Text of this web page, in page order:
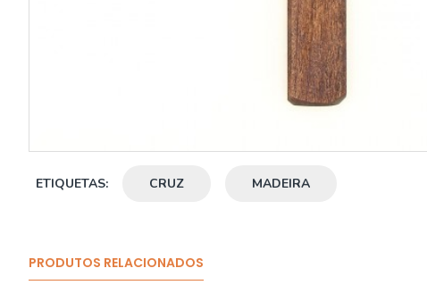
ETIQUETAS: CRUZ MADEIRA
PRODUTOS RELACIONADOS